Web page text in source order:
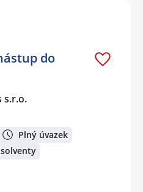
do
s.r.o.
Plný úvazek